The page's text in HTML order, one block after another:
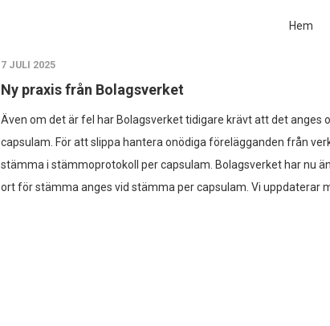
Hem
7 JULI 2025
Ny praxis från Bolagsverket
Även om det är fel har Bolagsverket tidigare krävt att det
capsulam. För att slippa hantera onödiga förelägganden från
stämma i stämmoprotokoll per capsulam. Bolagsverket har nu
ort för stämma anges vid stämma per capsulam. Vi uppdaterar